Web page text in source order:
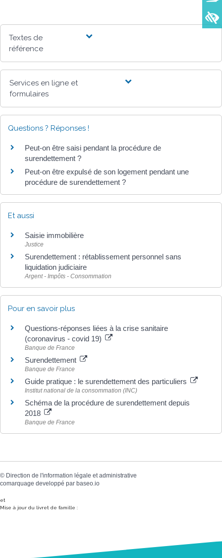
Textes de
référence
Services en ligne et
formulaires
Questions ? Réponses !
Peut-on être saisi pendant la procédure de
surendettement ?
Peut-on être expulsé de son logement pendant une
procédure de surendettement ?
Et aussi
Saisie immobilière
Justice
Surendettement : rétablissement personnel sans
liquidation judiciaire
Argent - Impôts - Consommation
Pour en savoir plus
Questions-réponses liées à la crise sanitaire
(coronavirus - covid 19)
Banque de France
Surendettement
Banque de France
Guide pratique : le surendettement des particuliers
Institut national de la consommation (INC)
Schéma de la procédure de surendettement depuis
2018
Banque de France
© Direction de l'information légale et administrative
comarquage developpé par baseo.io
et
Mise à jour du livret de famille :